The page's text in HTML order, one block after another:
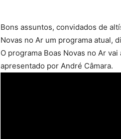
Bons assuntos, convidados de
Novas no Ar um programa atual,
O programa Boas Novas no Ar
apresentado por André Câmara.